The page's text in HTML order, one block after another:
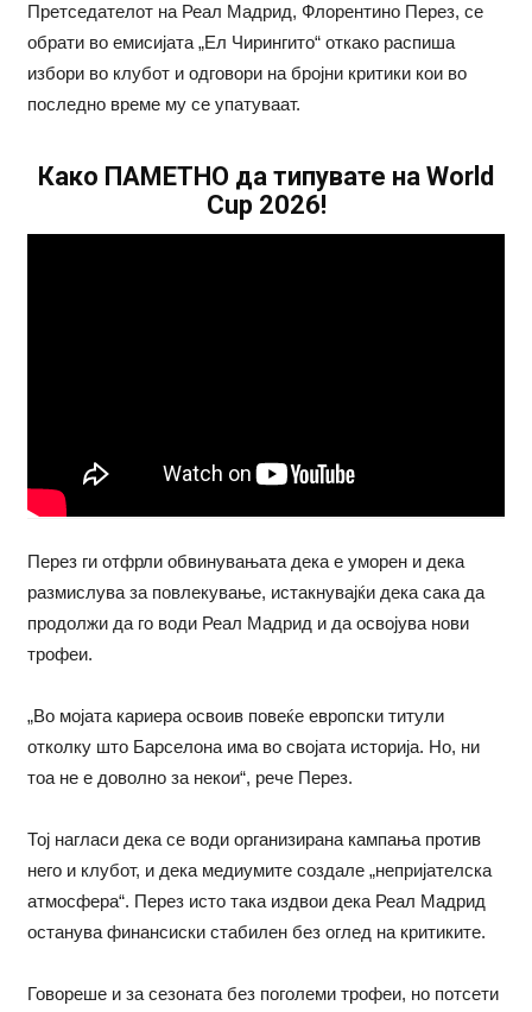
Претседателот на Реал Мадрид, Флорентино Перез, се
обрати во емисијата „Ел Чирингито“ откако распиша
избори во клубот и одговори на бројни критики кои во
последно време му се упатуваат.
Како ПАМЕТНО да типувате на World
Cup 2026!
Перез ги отфрли обвинувањата дека е уморен и дека
размислува за повлекување, истакнувајќи дека сака да
продолжи да го води Реал Мадрид и да освојува нови
трофеи.
„Во мојата кариера освоив повеќе европски титули
отколку што Барселона има во својата историја. Но, ни
тоа не е доволно за некои“, рече Перез.
Тој нагласи дека се води организирана кампања против
него и клубот, и дека медиумите создале „непријателска
атмосфера“. Перез исто така издвои дека Реал Мадрид
останува финансиски стабилен без оглед на критиките.
Говореше и за сезоната без поголеми трофеи, но потсети